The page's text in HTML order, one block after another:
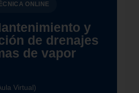
ONLINE
y
de drenajes
de vapor
Virtual)